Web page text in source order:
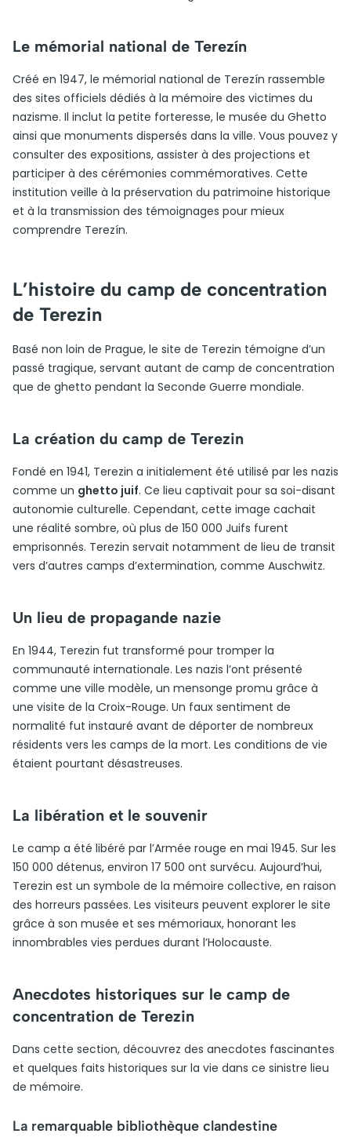
Le mémorial national de Terezín
Créé en 1947, le mémorial national de Terezín rassemble
des sites officiels dédiés à la mémoire des victimes du
nazisme. Il inclut la petite forteresse, le musée du Ghetto
ainsi que monuments dispersés dans la ville. Vous pouvez y
consulter des expositions, assister à des projections et
participer à des cérémonies commémoratives. Cette
institution veille à la préservation du patrimoine historique
et à la transmission des témoignages pour mieux
comprendre Terezín.
L’histoire du camp de concentration
de Terezin
Basé non loin de Prague, le site de Terezin témoigne d’un
passé tragique, servant autant de camp de concentration
que de ghetto pendant la Seconde Guerre mondiale.
La création du camp de Terezin
Fondé en 1941, Terezin a initialement été utilisé par les nazis
comme un ghetto juif. Ce lieu captivait pour sa soi-disant
autonomie culturelle. Cependant, cette image cachait
une réalité sombre, où plus de 150 000 Juifs furent
emprisonnés. Terezin servait notamment de lieu de transit
vers d’autres camps d’extermination, comme Auschwitz.
Un lieu de propagande nazie
En 1944, Terezin fut transformé pour tromper la
communauté internationale. Les nazis l’ont présenté
comme une ville modèle, un mensonge promu grâce à
une visite de la Croix-Rouge. Un faux sentiment de
normalité fut instauré avant de déporter de nombreux
résidents vers les camps de la mort. Les conditions de vie
étaient pourtant désastreuses.
La libération et le souvenir
Le camp a été libéré par l’Armée rouge en mai 1945. Sur les
150 000 détenus, environ 17 500 ont survécu. Aujourd’hui,
Terezin est un symbole de la mémoire collective, en raison
des horreurs passées. Les visiteurs peuvent explorer le site
grâce à son musée et ses mémoriaux, honorant les
innombrables vies perdues durant l’Holocauste.
Anecdotes historiques sur le camp de
concentration de Terezin
Dans cette section, découvrez des anecdotes fascinantes
et quelques faits historiques sur la vie dans ce sinistre lieu
de mémoire.
La remarquable bibliothèque clandestine